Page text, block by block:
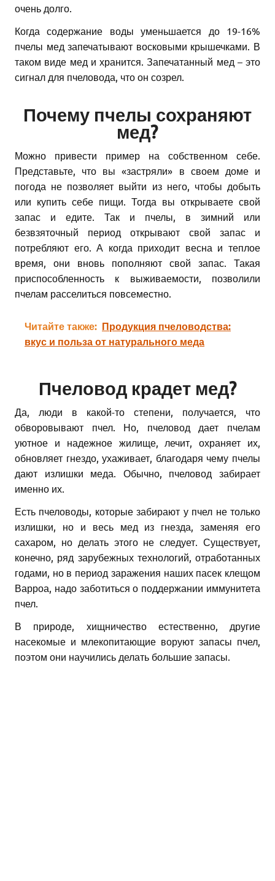
очень долго.
Когда содержание воды уменьшается до 19-16%
пчелы мед запечатывают восковыми крышечками. В
таком виде мед и хранится. Запечатанный мед – это
сигнал для пчеловода, что он созрел.
Почему пчелы сохраняют
мед?
Можно привести пример на собственном себе.
Представьте, что вы «застряли» в своем доме и
погода не позволяет выйти из него, чтобы добыть
или купить себе пищи. Тогда вы открываете свой
запас и едите. Так и пчелы, в зимний или
безвзяточный период открывают свой запас и
потребляют его. А когда приходит весна и теплое
время, они вновь пополняют свой запас. Такая
приспособленность к выживаемости, позволили
пчелам расселиться повсеместно.
Читайте также: Продукция пчеловодства:
вкус и польза от натурального меда
Пчеловод крадет мед?
Да, люди в какой-то степени, получается, что
обворовывают пчел. Но, пчеловод дает пчелам
уютное и надежное жилище, лечит, охраняет их,
обновляет гнездо, ухаживает, благодаря чему пчелы
дают излишки меда. Обычно, пчеловод забирает
именно их.
Есть пчеловоды, которые забирают у пчел не только
излишки, но и весь мед из гнезда, заменяя его
сахаром, но делать этого не следует. Существует,
конечно, ряд зарубежных технологий, отработанных
годами, но в период заражения наших пасек клещом
Варроа, надо заботиться о поддержании иммунитета
пчел.
В природе, хищничество естественно, другие
насекомые и млекопитающие воруют запасы пчел,
поэтом они научились делать большие запасы.